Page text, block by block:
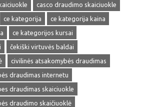
casco draudimo skaiciuokle
ce kategorija
ce kategorija kaina
ce kategorijos kursai
čekiški virtuvės baldai
civilinės atsakomybės draudimas
draudimas internetu
draudimas skaiciuokle
draudimo skaičiuoklė